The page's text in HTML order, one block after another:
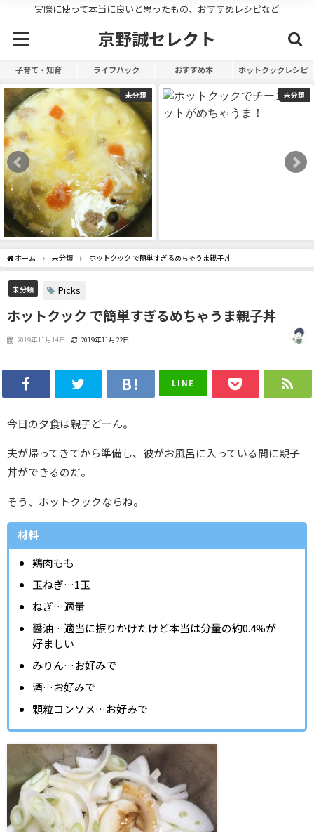
実際に使って本当に良いと思ったもの、おすすめレシピなど
京野誠セレクト
子育て・知育 ライフハック おすすめ本 ホットクックレシピ
未分類 未分類
ホーム 未分類 ホットクック で簡単すぎるめちゃうま親子丼
未分類 Picks
ホットクック で簡単すぎるめちゃうま親子丼
2019年11月14日 2019年11月22日
LINE
今日の夕食は親子どーん。
夫が帰ってきてから準備し、彼がお風呂に入っている間に親子
丼ができるのだ。
そう、ホットクックならね。
材料
鶏肉もも
玉ねぎ…1玉
ねぎ…適量
醤油…適当に振りかけたけど本当は分量の約0.4%が
好ましい
みりん…お好みで
酒…お好みで
顆粒コンソメ…お好みで